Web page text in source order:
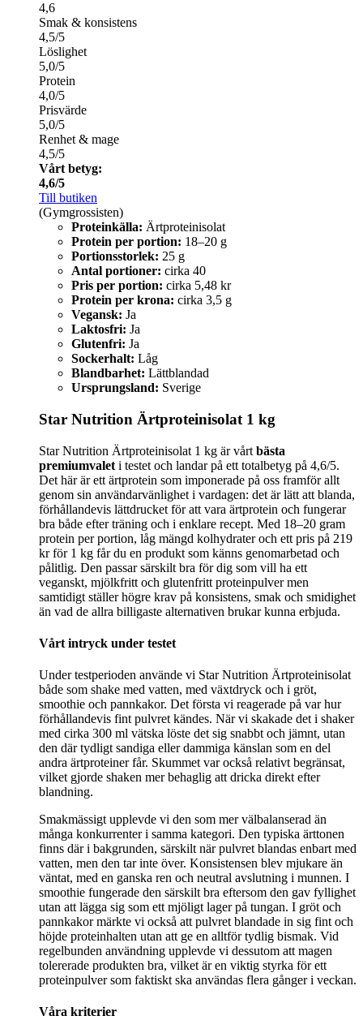
4,6
Smak & konsistens
4,5/5
Löslighet
5,0/5
Protein
4,0/5
Prisvärde
5,0/5
Renhet & mage
4,5/5
Vårt betyg:
4,6/5
Till butiken
(Gymgrossisten)
Proteinkälla: Ärtproteinisolat
Protein per portion: 18–20 g
Portionsstorlek: 25 g
Antal portioner: cirka 40
Pris per portion: cirka 5,48 kr
Protein per krona: cirka 3,5 g
Vegansk: Ja
Laktosfri: Ja
Glutenfri: Ja
Sockerhalt: Låg
Blandbarhet: Lättblandad
Ursprungsland: Sverige
Star Nutrition Ärtproteinisolat 1 kg
Star Nutrition Ärtproteinisolat 1 kg är vårt bästa
premiumvalet i testet och landar på ett totalbetyg på 4,6/5.
Det här är ett ärtprotein som imponerade på oss framför allt
genom sin användarvänlighet i vardagen: det är lätt att blanda,
förhållandevis lättdrucket för att vara ärtprotein och fungerar
bra både efter träning och i enklare recept. Med 18–20 gram
protein per portion, låg mängd kolhydrater och ett pris på 219
kr för 1 kg får du en produkt som känns genomarbetad och
pålitlig. Den passar särskilt bra för dig som vill ha ett
veganskt, mjölkfritt och glutenfritt proteinpulver men
samtidigt ställer högre krav på konsistens, smak och smidighet
än vad de allra billigaste alternativen brukar kunna erbjuda.
Vårt intryck under testet
Under testperioden använde vi Star Nutrition Ärtproteinisolat
både som shake med vatten, med växtdryck och i gröt,
smoothie och pannkakor. Det första vi reagerade på var hur
förhållandevis fint pulvret kändes. När vi skakade det i shaker
med cirka 300 ml vätska löste det sig snabbt och jämnt, utan
den där tydligt sandiga eller dammiga känslan som en del
andra ärtproteiner får. Skummet var också relativt begränsat,
vilket gjorde shaken mer behaglig att dricka direkt efter
blandning.
Smakmässigt upplevde vi den som mer välbalanserad än
många konkurrenter i samma kategori. Den typiska ärttonen
finns där i bakgrunden, särskilt när pulvret blandas enbart med
vatten, men den tar inte över. Konsistensen blev mjukare än
väntat, med en ganska ren och neutral avslutning i munnen. I
smoothie fungerade den särskilt bra eftersom den gav fyllighet
utan att lägga sig som ett mjöligt lager på tungan. I gröt och
pannkakor märkte vi också att pulvret blandade in sig fint och
höjde proteinhalten utan att ge en alltför tydlig bismak. Vid
regelbunden användning upplevde vi dessutom att magen
tolererade produkten bra, vilket är en viktig styrka för ett
proteinpulver som faktiskt ska användas flera gånger i veckan.
Våra kriterier